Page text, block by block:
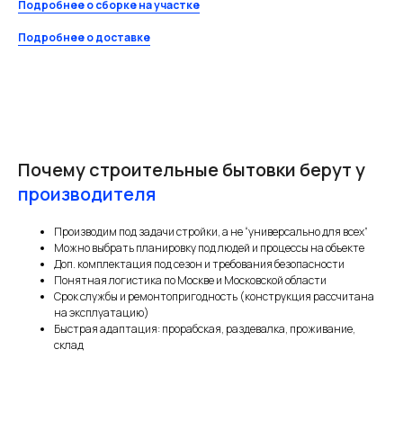
Подробнее о сборке на участке
Подробнее о доставке
Почему строительные бытовки берут у
производителя
Производим под задачи стройки, а не “универсально для всех”
Можно выбрать планировку под людей и процессы на объекте
Доп. комплектация под сезон и требования безопасности
Понятная логистика по Москве и Московской области
Срок службы и ремонтопригодность (конструкция рассчитана
на эксплуатацию)
Быстрая адаптация: прорабская, раздевалка, проживание,
склад